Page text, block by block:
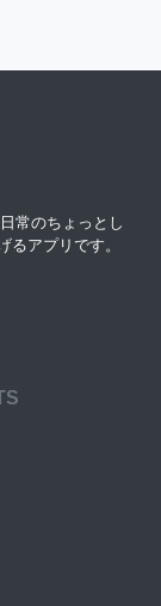
常のちょっとし
るアプリです。